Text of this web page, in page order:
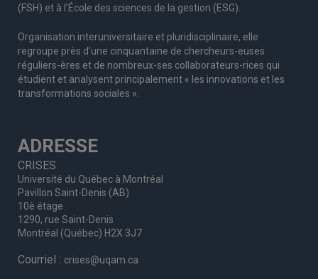
(FSH) et à l’École des sciences de la gestion (ESG).
Organisation interuniversitaire et pluridisciplinaire, elle
regroupe près d’une cinquantaine de chercheurs-euses
réguliers-ères et de nombreux-ses collaborateurs-rices qui
étudient et analysent principalement « les innovations et les
transformations sociales ».
ADRESSE
CRISES
Université du Québec à Montréal
Pavillon Saint-Denis (AB)
10è étage
1290, rue Saint-Denis
Montréal (Québec) H2X 3J7
Courriel : crises@uqam.ca